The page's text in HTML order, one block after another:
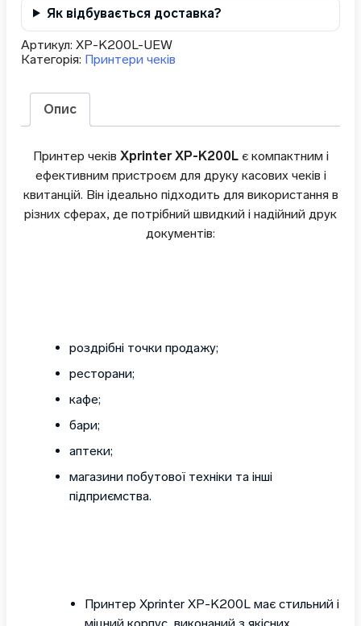
Як відбувається доставка?
Артикул: XP-K200L-UEW
Категорія: Принтери чеків
Опис
Принтер чеків Xprinter XP-K200Lє компактним і
ефективним пристроєм для друку касових чеків і
квитанцій. Він ідеально підходить для використання в
різних сферах, де потрібний швидкий і надійний друк
документів:
роздрібні точки продажу;
ресторани;
кафе;
бари;
аптеки;
магазини побутової техніки та інші
підприємства.
Принтер Xprinter XP-K200L має стильний і